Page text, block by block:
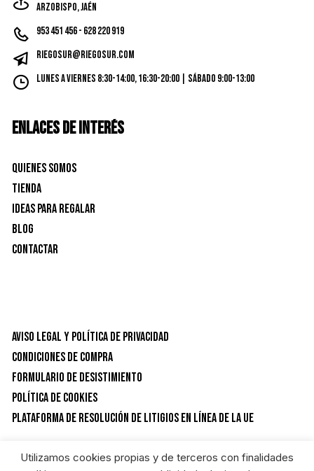
Arzobispo, Jaén
953 451 456 - 628 220 919
riegosur@riegosur.com
Lunes a Viernes 8:30-14:00, 16:30-20:00 | Sábado 9:00-13:00
ENLACES DE INTERÉS
Quienes Somos
Tienda
Ideas para Regalar
Blog
Contactar
Aviso Legal y Política de privacidad
Condiciones de Compra
Formulario de desistimiento
Política de Cookies
Plataforma de resolución de litigios en línea de la UE
CATEGORÍAS DEL PRODUCTO
Utilizamos cookies propias y de terceros con finalidades